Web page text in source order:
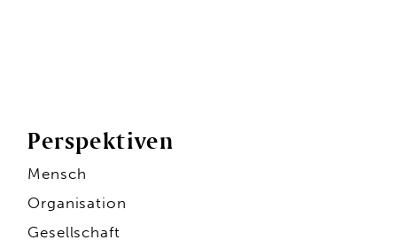
Perspektiven
Mensch
Organisation
Gesellschaft